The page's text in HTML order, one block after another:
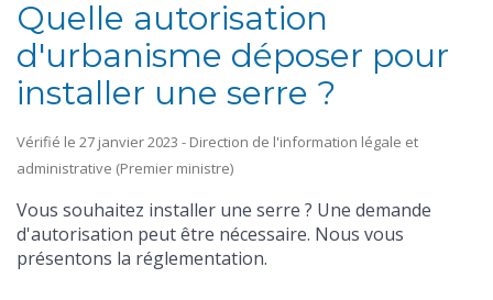
Quelle autorisation
d'urbanisme déposer pour
installer une serre ?
Vérifié le 27 janvier 2023 - Direction de l'information légale et
administrative (Premier ministre)
Vous souhaitez installer une serre ? Une demande
d'autorisation peut être nécessaire. Nous vous
présentons la réglementation.